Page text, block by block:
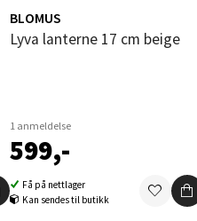
BLOMUS
Lyva lanterne 17 cm beige
1 anmeldelse
599,-
Få på nettlager
Kan sendes til butikk